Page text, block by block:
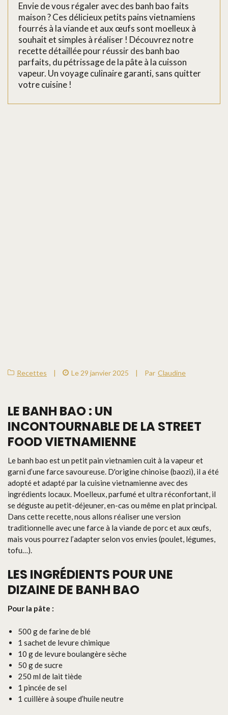
Envie de vous régaler avec des banh bao faits
maison ? Ces délicieux petits pains vietnamiens
fourrés à la viande et aux œufs sont moelleux à
souhait et simples à réaliser ! Découvrez notre
recette détaillée pour réussir des banh bao
parfaits, du pétrissage de la pâte à la cuisson
vapeur. Un voyage culinaire garanti, sans quitter
votre cuisine !
Recettes | Le 29 janvier 2025 | Par Claudine
LE BANH BAO : UN
INCONTOURNABLE DE LA STREET
FOOD VIETNAMIENNE
Le banh bao est un petit pain vietnamien cuit à la vapeur et
garni d’une farce savoureuse. D'origine chinoise (baozi), il a été
adopté et adapté par la cuisine vietnamienne avec des
ingrédients locaux. Moelleux, parfumé et ultra réconfortant, il
se déguste au petit-déjeuner, en-cas ou même en plat principal.
Dans cette recette, nous allons réaliser une version
traditionnelle avec une farce à la viande de porc et aux œufs,
mais vous pourrez l’adapter selon vos envies (poulet, légumes,
tofu…).
LES INGRÉDIENTS POUR UNE
DIZAINE DE BANH BAO
Pour la pâte :
500 g de farine de blé
1 sachet de levure chimique
10 g de levure boulangère sèche
50 g de sucre
250 ml de lait tiède
1 pincée de sel
1 cuillère à soupe d’huile neutre